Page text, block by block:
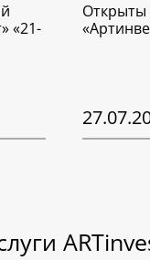
«21-
Открыты